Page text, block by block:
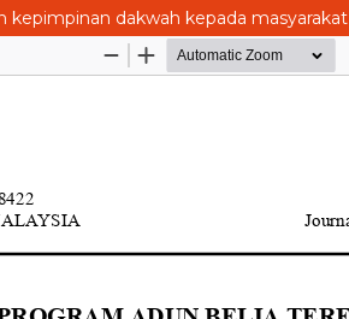
dakwah kepada masyarakat